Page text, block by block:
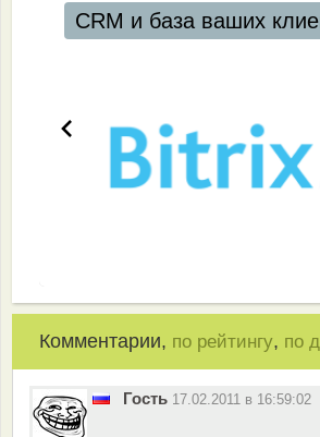
CRM и база ваших
Комментарии, по рейтингу, по
Гость 17.02.2011 в 16:59:02